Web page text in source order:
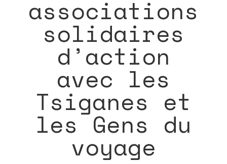
associations
solidaires
d’action
avec les
Tsiganes et
les Gens du
voyage